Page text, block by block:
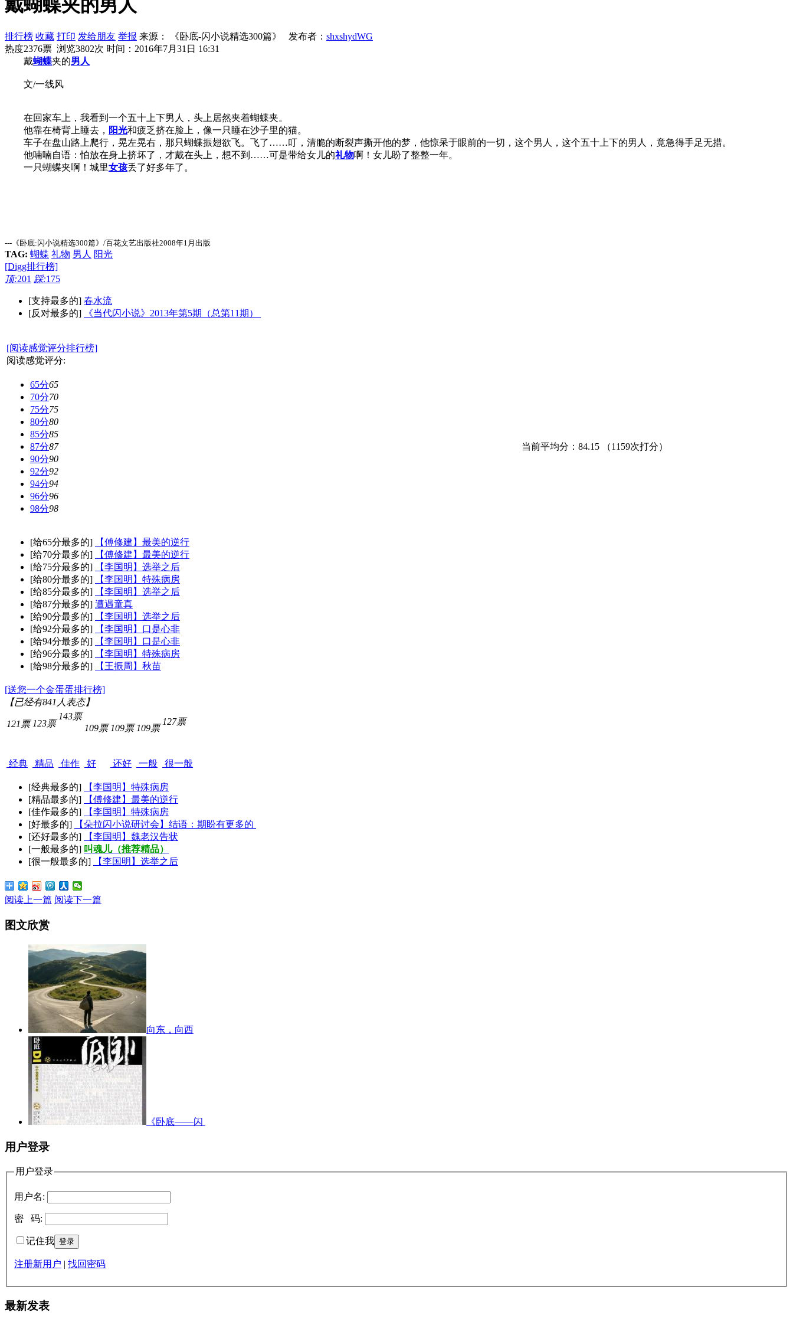
戴蝴蝶夹的男人
排行榜 收藏 打印 发给朋友 举报 来源： 《卧底-闪小说精选300篇》 发布者： shxshydWG
热度2376票 浏览3802次 时间：2016年7月31日 16:31
戴蝴蝶夹的男人
文/一线风
在回家车上，我看到一个五十上下男人，头上居然夹着蝴蝶夹。
他靠在椅背上睡去， 阳光和疲乏挤在脸上，像一只睡在沙子里的猫。
车子在盘山路上爬行，晃左晃右，那只蝴蝶振翅欲飞。飞了……叮，清脆的断裂声撕开他的梦，他惊呆于眼前的一切，这个男人，这个五十上下的男人，竟急得手足无措。
他喃喃自语：怕放在身上挤坏了，才戴在头上，想不到……可是带给女儿的礼物啊！女儿盼了整整一年。
一只蝴蝶夹啊！城里女孩丢了好多年了。
---《卧底:闪小说精选300篇》/百花文艺出版社2008年1月出版
TAG: 蝴蝶 礼物 男人 阳光
[Digg排行榜]
顶:201 踩:175
[支持最多的] 春水流
[反对最多的]
《当代闪小说》2013年第5期（总第11期）
[阅读感觉评分排行榜]
阅读感觉评分:
65分65
70分70
75分75
80分80
85分85
87分87
90分90
92分92
94分94
96分96
98分98
当前平均分： 84.15 （1159次打分）
[给65分最多的]
【傅修建】最美的逆行
[给70分最多的]
【傅修建】最美的逆行
[给75分最多的]
【李国明】选举之后
[给80分最多的]
【李国明】特殊病房
[给85分最多的]
【李国明】选举之后
[给87分最多的] 遭遇童真
[给90分最多的]
【李国明】选举之后
[给92分最多的]
【李国明】口是心非
[给94分最多的]
【李国明】口是心非
[给96分最多的]
【李国明】特殊病房
[给98分最多的]
【王振周】秋苗
[送您一个金蛋蛋排行榜]
【已经有841人表态】
121票
经典
123票
精品
143票
佳作
109票
好
109票
还好
109票
一般
127票
很一般
[经典最多的]
【李国明】特殊病房
[精品最多的]
【傅修建】最美的逆行
[佳作最多的]
【李国明】特殊病房
[好最多的]
【朵拉闪小说研讨会】结语：期盼有更多的
[还好最多的]
【李国明】魏老汉告状
[一般最多的] 叫魂儿（推荐精品）
[很一般最多的]
【李国明】选举之后
阅读上一篇 阅读下一篇
图文欣赏
向东，向西
《卧底——闪
用户登录
用户登录
用户名:
密 码:
记住我
注册新用户 | 找回密码
最新发表